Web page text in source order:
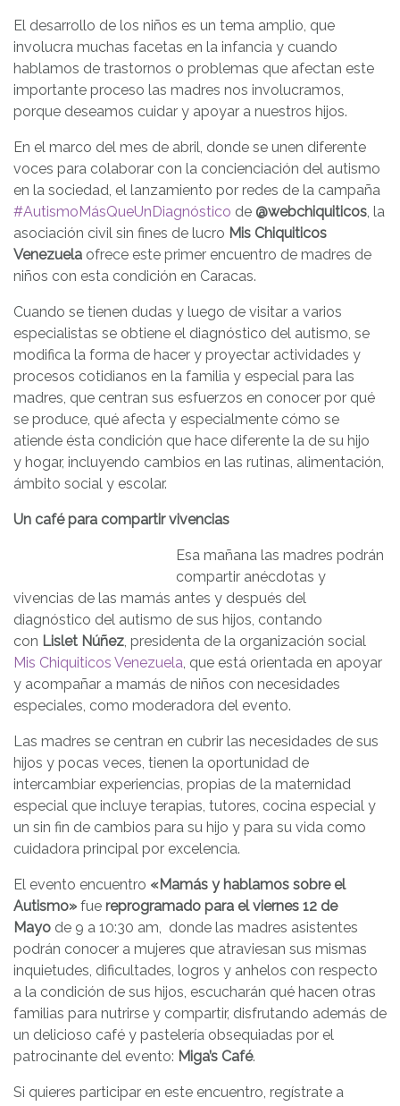
El desarrollo de los niños es un tema amplio, que
involucra muchas facetas en la infancia y cuando
hablamos de trastornos o problemas que afectan este
importante proceso las madres nos involucramos,
porque deseamos cuidar y apoyar a nuestros hijos.
En el marco del mes de abril, donde se unen diferente
voces para colaborar con la concienciación del autismo
en la sociedad, el lanzamiento por redes de la campaña
#AutismoMásQueUnDiagnóstico de @webchiquiticos, la
asociación civil sin fines de lucro Mis Chiquiticos
Venezuela ofrece este primer encuentro de madres de
niños con esta condición en Caracas.
Cuando se tienen dudas y luego de visitar a varios
especialistas se obtiene el diagnóstico del autismo, se
modifica la forma de hacer y proyectar actividades y
procesos cotidianos en la familia y especial para las
madres, que centran sus esfuerzos en conocer por qué
se produce, qué afecta y especialmente cómo se
atiende ésta condición que hace diferente la de su hijo
y hogar, incluyendo cambios en las rutinas, alimentación,
ámbito social y escolar.
Un café para compartir vivencias
Esa mañana las madres podrán
compartir anécdotas y
vivencias de las mamás antes y después del
diagnóstico del autismo de sus hijos, contando
con Lislet Núñez, presidenta de la organización social
Mis Chiquiticos Venezuela, que está orientada en apoyar
y acompañar a mamás de niños con necesidades
especiales, como moderadora del evento.
Las madres se centran en cubrir las necesidades de sus
hijos y pocas veces, tienen la oportunidad de
intercambiar experiencias, propias de la maternidad
especial que incluye terapias, tutores, cocina especial y
un sin fin de cambios para su hijo y para su vida como
cuidadora principal por excelencia.
El evento encuentro «Mamás y hablamos sobre el
Autismo» fue reprogramado para el viernes 12 de
Mayo de 9 a 10:30 am, donde las madres asistentes
podrán conocer a mujeres que atraviesan sus mismas
inquietudes, dificultades, logros y anhelos con respecto
a la condición de sus hijos, escucharán qué hacen otras
familias para nutrirse y compartir, disfrutando además de
un delicioso café y pastelería obsequiadas por el
patrocinante del evento: Miga’s Café.
Si quieres participar en este encuentro, regístrate a